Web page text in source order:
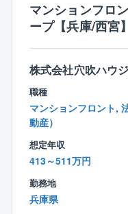
他にもサービス残業
シャットダウン、休
柔軟な働き方の一環
を促進しております
＜例＞
「子供の送迎のため
「夜の理事会に併せ
※前日までの上長承認
も利用可能。
ンパニー
同社は、マンション
する一躍を担ったほ
入するなど、不動産
をリードしてきました
【社風】
同社は会社のために
から提案できる会社
過去、休日日数を増
からどんどん改革を
【給与について】
■追加工事などにはイ
■入居者がなかなかつ
に対して、リノベー
手を加えるだけであ
も見据えた最適な提
マンションフロ
ープ【兵庫/西宮】
株式会社穴吹ハウ
職種
マンションフロント,
動産）
想定年収
413～511万円
勤務地
兵庫県